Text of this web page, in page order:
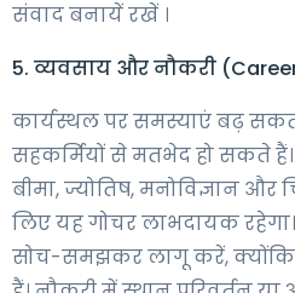
संवाद बनायें रखें ।
5. व्यवसाय और नौकरी
कार्यस्थल पर समस्याएं बढ़
सहकर्मियों से मतभेद हो सकते हैं।
बीमा, ज्योतिष, मनोविज्ञान और
लिए यह गोचर लाभदायक
सोच-समझकर लागू करें,